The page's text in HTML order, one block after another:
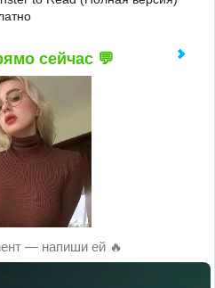
сейчас 💬
— напиши ей 🔥